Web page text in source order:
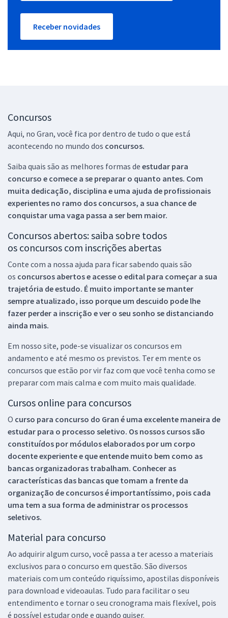
Receber novidades
Concursos
Aqui, no Gran, você fica por dentro de tudo o que está
acontecendo no mundo dos concursos.
Saiba quais são as melhores formas de estudar para
concurso e comece a se preparar o quanto antes. Com
muita dedicação, disciplina e uma ajuda de profissionais
experientes no ramo dos concursos, a sua chance de
conquistar uma vaga passa a ser bem maior.
Concursos abertos: saiba sobre todos
os concursos com inscrições abertas
Conte com a nossa ajuda para ficar sabendo quais são
os concursos abertos e acesse o edital para começar a sua
trajetória de estudo. É muito importante se manter
sempre atualizado, isso porque um descuido pode lhe
fazer perder a inscrição e ver o seu sonho se distanciando
ainda mais.
Em nosso site, pode-se visualizar os concursos em
andamento e até mesmo os previstos. Ter em mente os
concursos que estão por vir faz com que você tenha como se
preparar com mais calma e com muito mais qualidade.
Cursos online para concursos
O curso para concurso do Gran é uma excelente maneira de
estudar para o processo seletivo. Os nossos cursos são
constituídos por módulos elaborados por um corpo
docente experiente e que entende muito bem como as
bancas organizadoras trabalham. Conhecer as
características das bancas que tomam a frente da
organização de concursos é importantíssimo, pois cada
uma tem a sua forma de administrar os processos
seletivos.
Material para concurso
Ao adquirir algum curso, você passa a ter acesso a materiais
exclusivos para o concurso em questão. São diversos
materiais com um conteúdo riquíssimo, apostilas disponíveis
para download e videoaulas. Tudo para facilitar o seu
entendimento e tornar o seu cronograma mais flexível, pois
é possível estudar onde e quando quiser.